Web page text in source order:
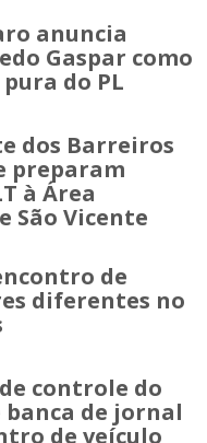
anuncia
Gaspar como
do PL
dos Barreiros
preparam
à Área
São Vicente
de
diferentes no
controle do
de jornal
de veículo